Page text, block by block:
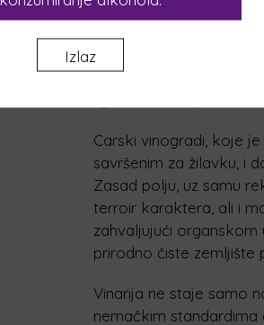
ograničenim serijama,
ukopane podrume i
lokacijama Ušće i
autohtone i
syrah, merlot, pinot
Carski vinogradi, koje
savršenim za žilavku, i
Zasad polju, uz samu
terroir karaktera, ali i
zahvaljujući
prirodno čiste zemljište
Vinarija ne staje samo
nemačkim standardima
Izlaz